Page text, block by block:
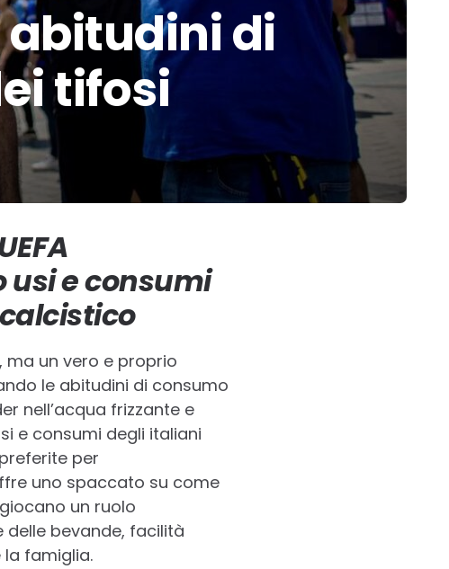
abitudini di
tifosi
usi e consumi
ma un vero e proprio
le abitudini di consumo
nell’acqua frizzante e
e consumi degli italiani
per
uno spaccato su come
un ruolo
bevande, facilità
famiglia.